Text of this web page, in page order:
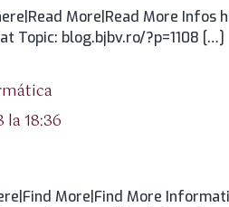
More|Read More Infos
Topic: blog.bjbv.ro/?p=1108 […]
la 18:36
More|Find More